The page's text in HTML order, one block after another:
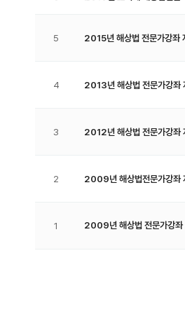
5 2015년 해상법 전문가강좌
4 2013년 해상법 전문가강좌
3 2012년 해상법 전문가강좌
2 2009년 해상법전문가강좌
1 2009년 해상법 전문가강